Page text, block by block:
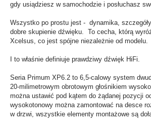
gdy usiądziesz w samochodzie i posłuchasz
Wszystko po prostu jest - dynamika,
dobre skupienie dźwięku. To cecha, którą
Xcelsus, co jest spójne niezależnie od modelu.
I to właśnie definiuje prawdziwy dźwięk HiFi.
Seria Primum XP6.2 to 6,5-calowy system
20-milimetrowym obrotowym głośnikiem
można ustawić pod kątem do żądanej pozycji
wysokotonowy można zamontować na desce
w drzwi, wszystkie elementy montażowe są